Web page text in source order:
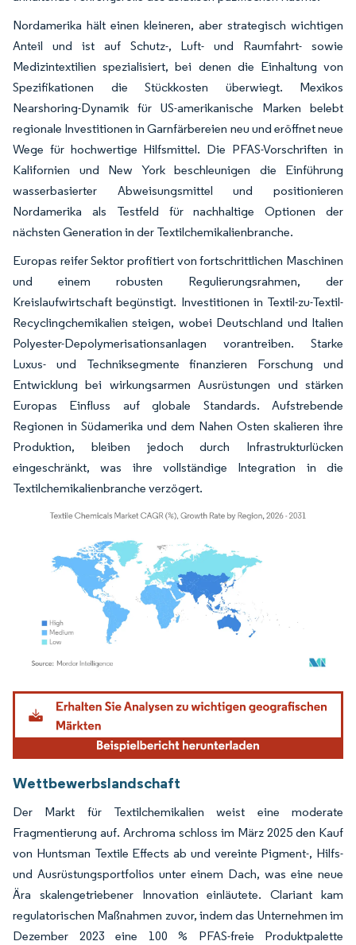
Nordamerika hält einen kleineren, aber strategisch wichtigen
Anteil und ist auf Schutz-, Luft- und Raumfahrt- sowie
Medizintextilien spezialisiert, bei denen die Einhaltung von
Spezifikationen die Stückkosten überwiegt. Mexikos
Nearshoring-Dynamik für US-amerikanische Marken belebt
regionale Investitionen in Garnfärbereien neu und eröffnet neue
Wege für hochwertige Hilfsmittel. Die PFAS-Vorschriften in
Kalifornien und New York beschleunigen die Einführung
wasserbasierter Abweisungsmittel und positionieren
Nordamerika als Testfeld für nachhaltige Optionen der
nächsten Generation in der Textilchemikalienbranche.
Europas reifer Sektor profitiert von fortschrittlichen Maschinen
und einem robusten Regulierungsrahmen, der
Kreislaufwirtschaft begünstigt. Investitionen in Textil-zu-Textil-
Recyclingchemikalien steigen, wobei Deutschland und Italien
Polyester-Depolymerisationsanlagen vorantreiben. Starke
Luxus- und Techniksegmente finanzieren Forschung und
Entwicklung bei wirkungsarmen Ausrüstungen und stärken
Europas Einfluss auf globale Standards. Aufstrebende
Regionen in Südamerika und dem Nahen Osten skalieren ihre
Produktion, bleiben jedoch durch Infrastrukturlücken
eingeschränkt, was ihre vollständige Integration in die
Textilchemikalienbranche verzögert.
Bild © Mordor Intelligence. Wiederverwendung erfordert Namensnennung gemäß
Wettbewerbslandschaft
Der Markt für Textilchemikalien weist eine moderate
Fragmentierung auf. Archroma schloss im März 2025 den Kauf
von Huntsman Textile Effects ab und vereinte Pigment-, Hilfs-
und Ausrüstungsportfolios unter einem Dach, was eine neue
Ära skalengetriebener Innovation einläutete. Clariant kam
regulatorischen Maßnahmen zuvor, indem das Unternehmen im
Dezember 2023 eine 100 % PFAS-freie Produktpalette